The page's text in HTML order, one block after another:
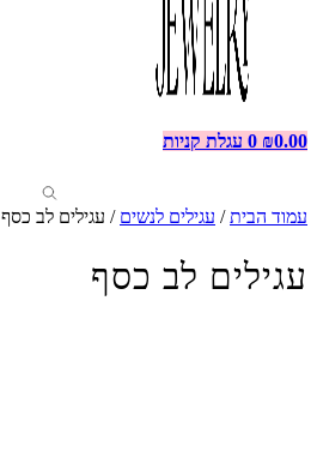
₪0.00
0 עגלת קניות
עמוד הבית/ עגילים לנשים / עגילים לב כסף
עגילים לב כסף